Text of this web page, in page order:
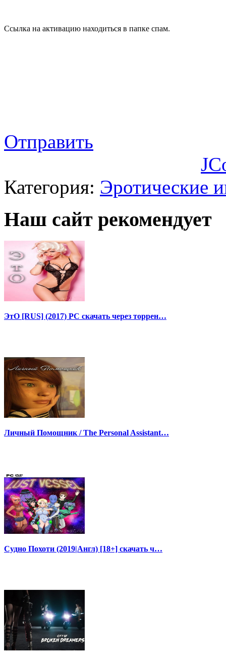
Ссылка на активацию находиться в папке спам.
Отправить
Категория: Эротические
Наш сайт рекомендует
ЭтО [RUS] (2017) PC скачать через торрен…
Личный Помощник / The Personal Assistant…
Судно Похоти (2019|Англ) [18+] скачать ч…